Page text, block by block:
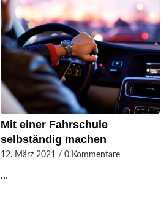
Mit einer Fahrschule
selbständig machen
12. März 2021 / 0 Kommentare
…